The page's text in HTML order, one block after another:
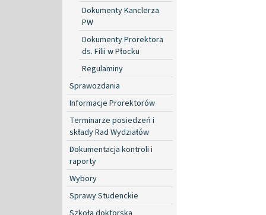
Dokumenty Kanclerza
PW
Dokumenty Prorektora
ds. Filii w Płocku
Regulaminy
Sprawozdania
Informacje Prorektorów
Terminarze posiedzeń i
składy Rad Wydziałów
Dokumentacja kontroli i
raporty
Wybory
Sprawy Studenckie